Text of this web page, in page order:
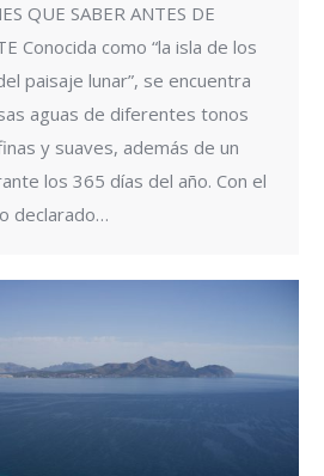
QUE SABER ANTES DE
Conocida como “la isla de los
paisaje lunar”, se encuentra
aguas de diferentes tonos
y suaves, además de un
los 365 días del año. Con el
declarado…